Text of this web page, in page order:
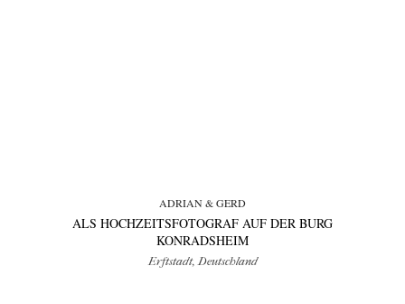
ADRIAN & GERD
ALS HOCHZEITSFOTOGRAF AUF DER BURG
KONRADSHEIM
Erftstadt, Deutschland